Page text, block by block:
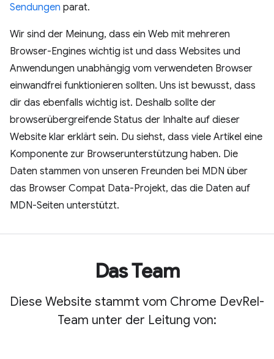
Sendungen parat.
Wir sind der Meinung, dass ein Web mit mehreren
Browser-Engines wichtig ist und dass Websites und
Anwendungen unabhängig vom verwendeten Browser
einwandfrei funktionieren sollten. Uns ist bewusst, dass
dir das ebenfalls wichtig ist. Deshalb sollte der
browserübergreifende Status der Inhalte auf dieser
Website klar erklärt sein. Du siehst, dass viele Artikel eine
Komponente zur Browserunterstützung haben. Die
Daten stammen von unseren Freunden bei MDN über
das Browser Compat Data-Projekt, das die Daten auf
MDN-Seiten unterstützt.
Das Team
Diese Website stammt vom Chrome DevRel-
Team unter der Leitung von: